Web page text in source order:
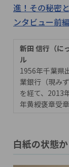
進！その秘密
ンタビュー前編
新田 信行（に
ル
1956年千葉県
業銀行（現み
を経て、2013
年黄綬褒章受章
白紙の状態